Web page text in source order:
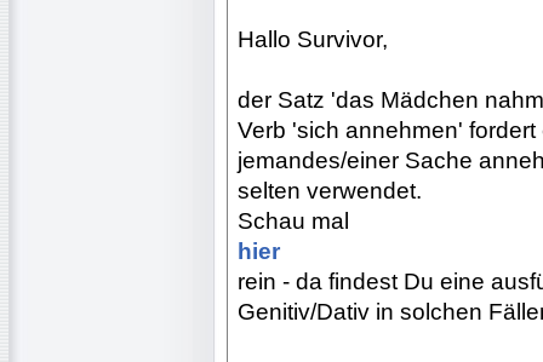
Hallo Survivor,
der Satz 'das Mädchen
Verb 'sich annehmen'
jemandes/einer Sache
selten verwendet.
Schau mal
hier
rein - da findest Du eine
Genitiv/Dativ in solchen